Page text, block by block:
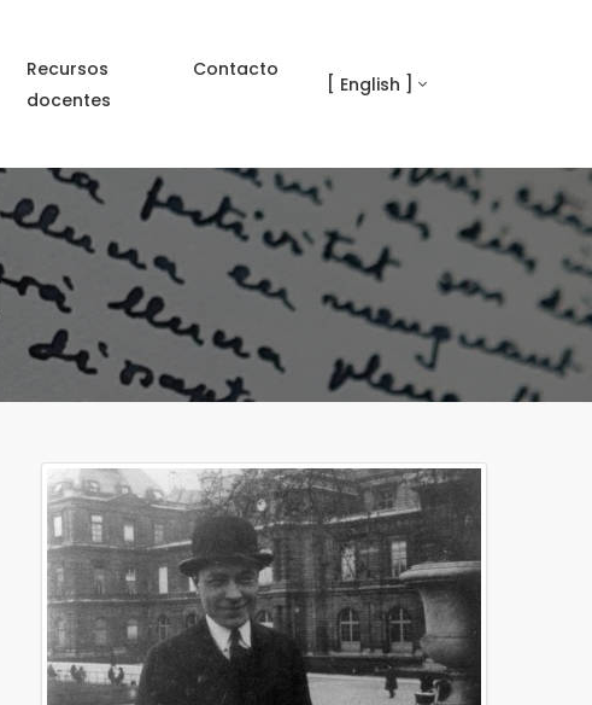
Recursos
docentes
Contacto
[ English ]